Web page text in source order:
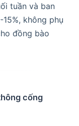
tuần và ban
không phụ
đồng bào
cống